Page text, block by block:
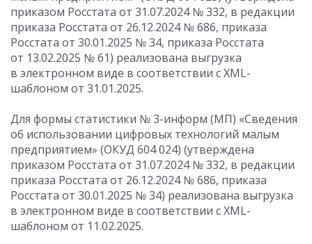
приказом Росстата от 31.07.2024№ 332, в редакции
приказа Росстата от 26.12.2024№ 686, приказа
Росстата от 30.01.2025 № 34, приказа Росстата
от 13.02.2025 № 61) реализована выгрузка
в электронном виде в соответствии с XML-
шаблоном от 31.01.2025.
Для формы статистики № 3-информ (МП) «Сведения
об использовании цифровых технологий малым
предприятием» (ОКУД 604 024) (утверждена
приказом Росстата от 31.07.2024№ 332, в редакции
приказа Росстата от 26.12.2024№ 686, приказа
Росстата от 30.01.2025 № 34) реализована выгрузка
в электронном виде в соответствии с XML-
шаблоном от 11.02.2025.